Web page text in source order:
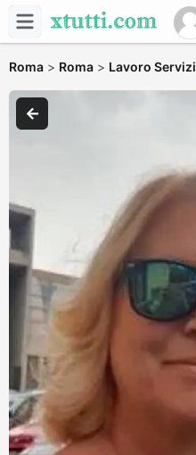
Roma > Roma > Lavoro Servizi